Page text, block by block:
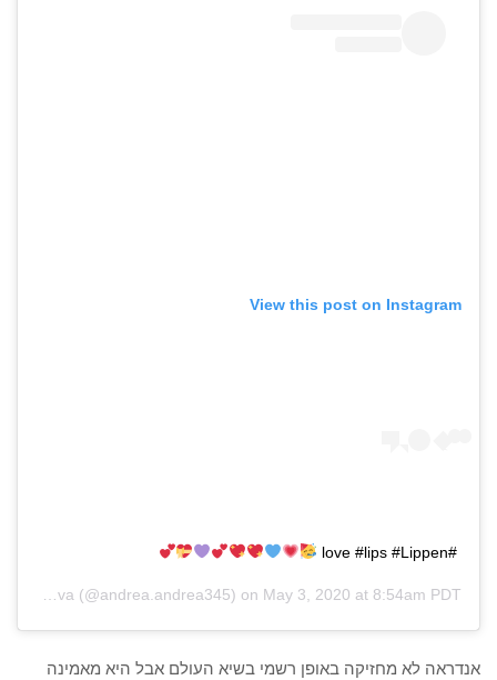
View this post on Instagram
#love #lips #Lippen
Andrea Ivanova (@andrea.andrea345) on May 3, 2020 at 8:54am PDT
אנדראה לא מחזיקה באופן רשמי בשיא העולם אבל היא מאמינה